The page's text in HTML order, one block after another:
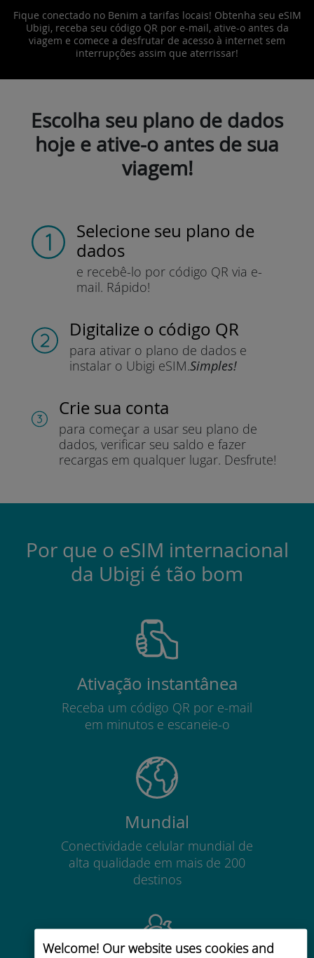
Welcome! Our website uses cookies and
Fique conectado no Benim a tarifas locais! Obtenha seu eSIM
Ubigi, receba seu código QR por e-mail, ative-o antes da
viagem e comece a desfrutar de acesso à internet sem
interrupções assim que aterrissar!
Escolha seu plano de dados
hoje e ative-o antes de sua
viagem!
Selecione seu plano de
dados
e recebê-lo por código QR via e-
mail. Rápido!
Digitalize o código QR
para ativar o plano de dados e
instalar o Ubigi eSIM.Simples!
Crie sua conta
para começar a usar seu plano de
dados, verificar seu saldo e fazer
recargas em qualquer lugar. Desfrute!
Por que o eSIM internacional
da Ubigi é tão bom
Ativação instantânea
Receba um código QR por e-mail
em minutos e escaneie-o
Mundial
Conectividade celular mundial de
alta qualidade em mais de 200
destinos